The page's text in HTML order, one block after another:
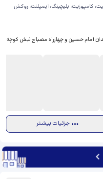
کامپوزیت، بلیچینگ، ایمپلنت، روکش
کرج بین میدان امام حسین و چهارراه مصباح نبش کوچه
جزئیات بیشتر